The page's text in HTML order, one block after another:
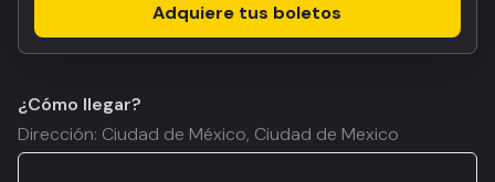
Adquiere tus boletos
¿Cómo llegar?
Dirección: Ciudad de México, Ciudad de Mexico